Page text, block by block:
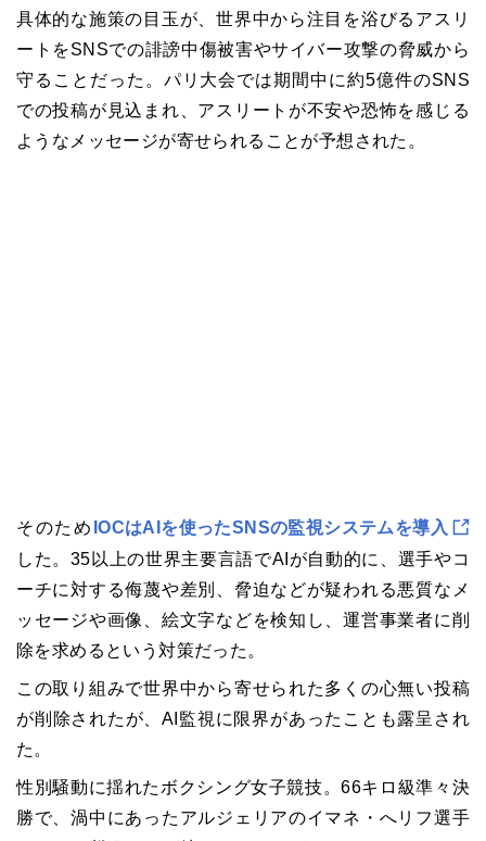
具体的な施策の目玉が、世界中から注目を浴びるアスリ
ートをSNSでの誹謗中傷被害やサイバー攻撃の脅威から
守ることだった。パリ大会では期間中に約5億件のSNS
での投稿が見込まれ、アスリートが不安や恐怖を感じる
ようなメッセージが寄せられることが予想された。
そのため IOCはAIを使ったSNSの監視システムを導入
した。35以上の世界主要言語でAIが自動的に、選手やコ
ーチに対する侮蔑や差別、脅迫などが疑われる悪質なメ
ッセージや画像、絵文字などを検知し、運営事業者に削
除を求めるという対策だった。
この取り組みで世界中から寄せられた多くの心無い投稿
が削除されたが、AI監視に限界があったことも露呈され
た。
性別騒動に揺れたボクシング女子競技。66キロ級準々決
勝で、渦中にあったアルジェリアのイマネ・へリフ選手